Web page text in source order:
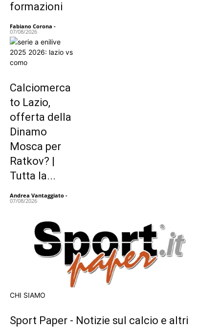
formazioni
Fabiano Corona -
07/08/2026
Calciomerca
to Lazio,
offerta della
Dinamo
Mosca per
Ratkov? |
Tutta la...
Andrea Vantaggiato -
07/08/2026
CHI SIAMO
Sport Paper - Notizie sul calcio e altri